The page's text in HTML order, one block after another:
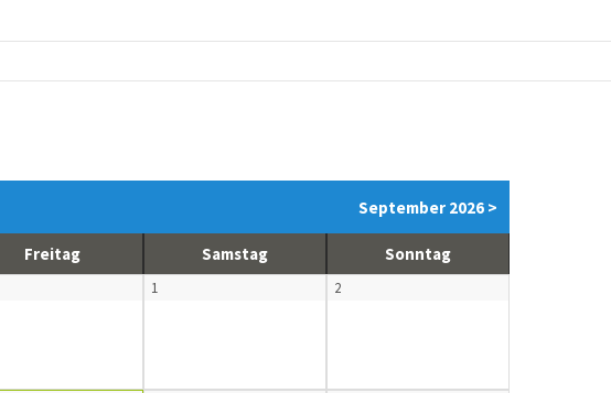
September 2026 >
Freitag Samstag Sonntag
1 2